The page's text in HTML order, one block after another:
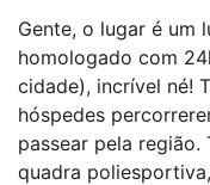
Gente, o lugar é um
homologado com
cidade), incrível né!
hóspedes
passear pela região.
quadra